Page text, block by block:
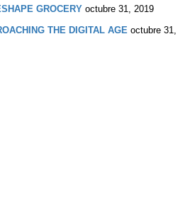
GROCERY octubre 31, 2019
THE DIGITAL AGE octubre 31,